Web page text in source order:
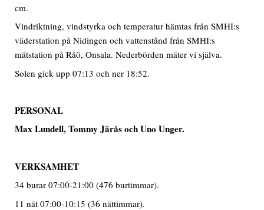
cm.
Vindriktning, vindstyrka och temperatur hämtas från SMHI:s
väderstation på Nidingen och vattenstånd från SMHI:s
mätstation på Råö, Onsala. Nederbörden mäter vi själva.
Solen gick upp 07:13 och ner 18:52.
PERSONAL
Max Lundell, Tommy Järås och Uno Unger.
VERKSAMHET
34 burar 07:00-21:00 (476 burtimmar).
11 nät 07:00-10:15 (36 nättimmar).